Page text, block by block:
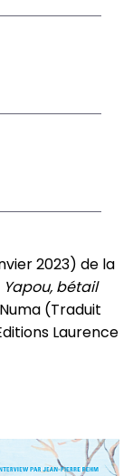
2023) de la
Yapou, bétail
(Traduit
Laurence